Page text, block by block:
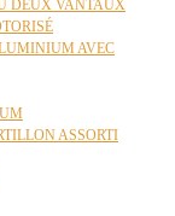
DEUX VANTAUX
AVEC
ASSORTI